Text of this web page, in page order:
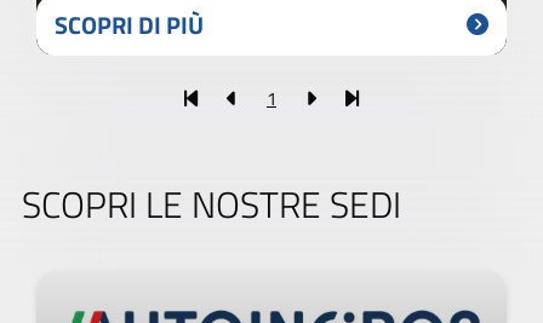
SCOPRI DI PIÙ
1
SCOPRI LE NOSTRE SEDI